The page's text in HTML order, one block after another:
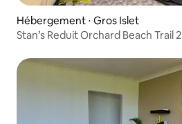
Hébergement ⋅ Gros Islet
Stan’s Reduit Orchard Beach Trail 2